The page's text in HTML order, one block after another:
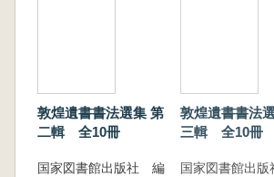
敦煌遺書書法選集 第
二輯 全10冊
国家図書館出版社 編
敦煌遺書書法
三輯 全10冊
国家図書館出